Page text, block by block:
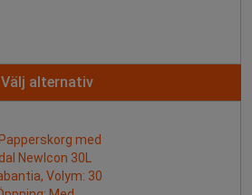
Välj alternativ